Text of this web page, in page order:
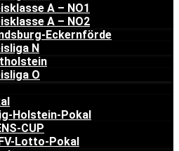
A – NO1
A – NO2
Eckernförde
N
O
Holstein-Pokal
CUP
Lotto-Pokal